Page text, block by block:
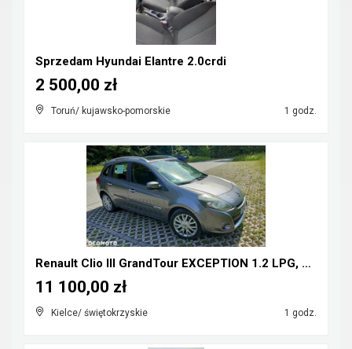
Sprzedam Hyundai Elantre 2.0crdi
Toruń/ kujawsko-pomorskie 1 godz.
2 500,00 zł
Renault Clio III GrandTour EXCEPTION 1.2 LPG, klim...
Kielce/ świętokrzyskie 1 godz.
11 100,00 zł